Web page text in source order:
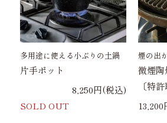
多用途に使える小ぶりの土鍋
片手ポット
8,250円(税込)
SOLD OUT
煙の出
微煙陶
〔特